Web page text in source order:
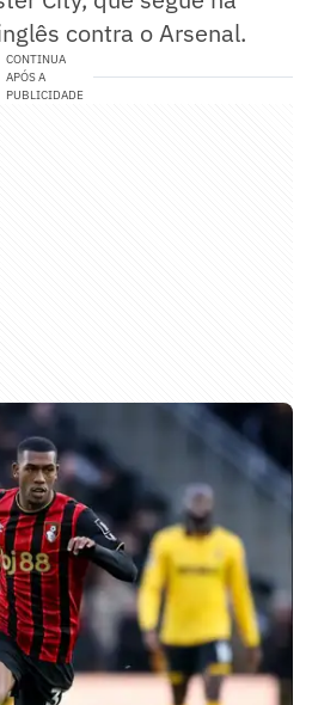
contra o Arsenal.
CONTINUA
APÓS A
PUBLICIDADE